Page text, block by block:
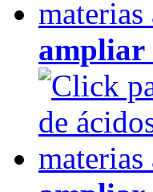
ampliar